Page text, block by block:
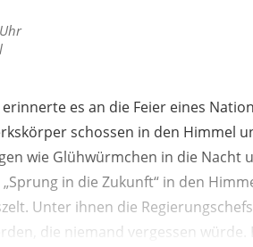
es an die Feier eines
schossen in den Himmel
wie Glühwürmchen in die Nacht
„Sprung in die Zukunft“ in den
Unter ihnen die
die niemand vergessen